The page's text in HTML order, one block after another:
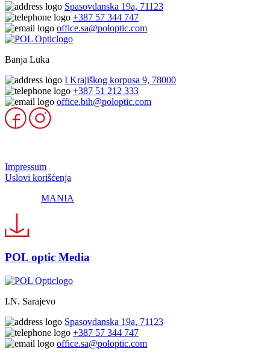
Spasovdanska 19a, 71123
+387 57 344 747
office.sa@poloptic.com
Banja Luka
I Krajiškog korpusa 9, 78000
+387 51 212 333
office.bih@poloptic.com
Impressum
Uslovi korišćenja
MANIA
POL optic Media
I.N. Sarajevo
Spasovdanska 19a, 71123
+387 57 344 747
office.sa@poloptic.com